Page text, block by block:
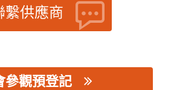
繫供應商
參觀預登記